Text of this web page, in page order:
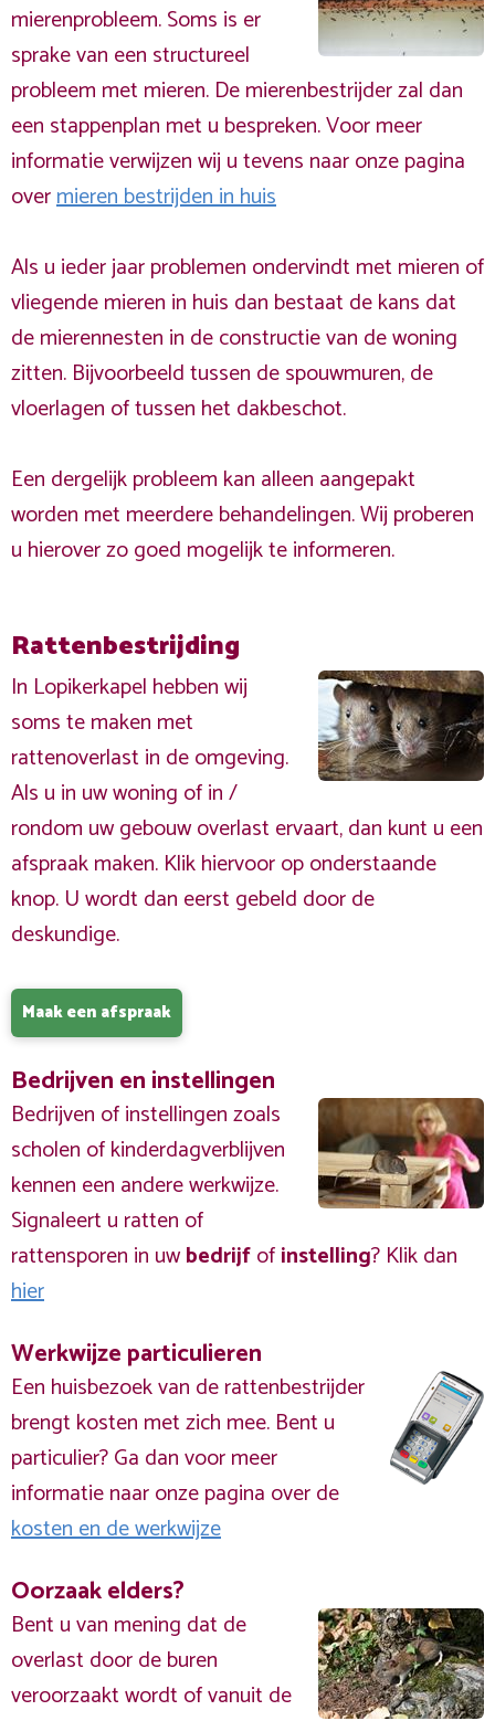
mierenprobleem. Soms is er
sprake van een structureel
probleem met mieren. De mierenbestrijder zal dan
een stappenplan met u bespreken. Voor meer
informatie verwijzen wij u tevens naar onze pagina
overmieren bestrijden in huis
Als u ieder jaar problemen ondervindt met mieren of
vliegende mieren in huis dan bestaat de kans dat
de mierennesten in de constructie van de woning
zitten. Bijvoorbeeld tussen de spouwmuren, de
vloerlagen of tussen het dakbeschot.
Een dergelijk probleem kan alleen aangepakt
worden met meerdere behandelingen. Wij proberen
u hierover zo goed mogelijk te informeren.
Rattenbestrijding
In Lopikerkapel hebben wij
soms te maken met
rattenoverlast in de omgeving.
Als u in uw woning of in /
rondom uw gebouw overlast ervaart, dan kunt u een
afspraak maken. Klik hiervoor op onderstaande
knop. U wordt dan eerst gebeld door de
deskundige.
Maak een afspraak
Bedrijven en instellingen
Bedrijven of instellingen zoals
scholen of kinderdagverblijven
kennen een andere werkwijze.
Signaleert u ratten of
rattensporen in uwbedrijfofinstelling? Klik dan
hier
Werkwijze particulieren
Een huisbezoek van de rattenbestrijder
brengt kosten met zich mee. Bent u
particulier? Ga dan voor meer
informatie naar onze pagina over de
kosten en de werkwijze
Oorzaak elders?
Bent u van mening dat de
overlast door de buren
veroorzaakt wordt of vanuit de